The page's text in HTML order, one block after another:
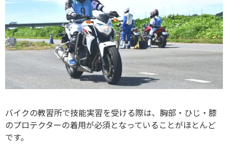
バイクの教習所で技能実習を受ける際は、胸部・ひじ・膝
のプロテクターの着用が必須となっていることがほとんど
です。